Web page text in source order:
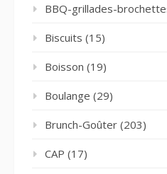
BBQ-grillades-
Biscuits (15)
Boisson (19)
Boulange (29)
Brunch-Goûter (203)
CAP (17)